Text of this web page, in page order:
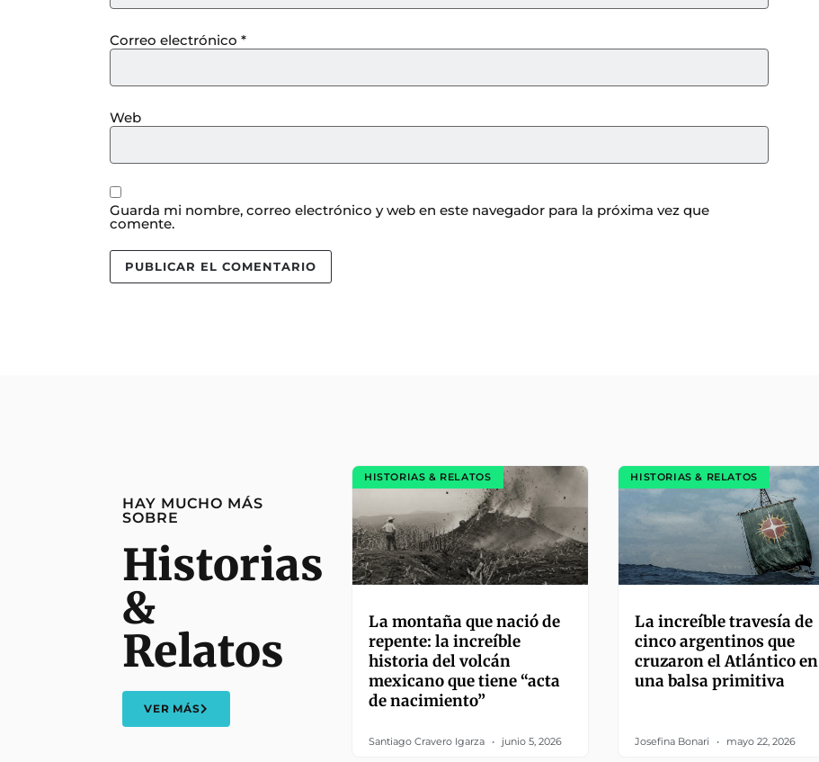
Correo electrónico *
Web
Guarda mi nombre, correo electrónico y web en este navegador para la próxima vez que
comente.
HAY MUCHO MÁS
SOBRE
Historias
&
Relatos
VER MÁS
HISTORIAS & RELATOS
La montaña que nació de
repente: la increíble
historia del volcán
mexicano que tiene “acta
de nacimiento”
Santiago Cravero Igarza junio 5, 2026
HISTORIAS & RELATOS
La increíble travesía de
cinco argentinos que
cruzaron el Atlántico en
una balsa primitiva
Josefina Bonari mayo 22, 2026